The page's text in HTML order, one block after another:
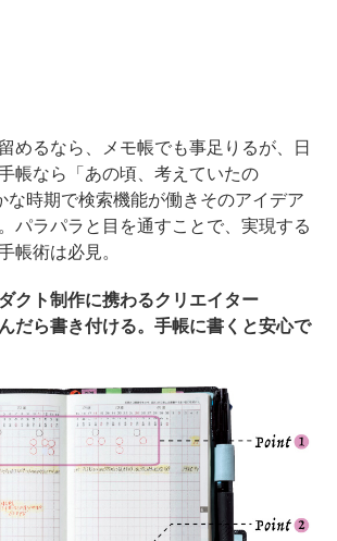
めるなら、メモ帳でも事足りるが、日
帳なら「あの頃、考えていたの
時期で検索機能が働きそのアイデア
パラパラと目を通すことで、実現する
帳術は必見。
クト制作に携わるクリエイター
だら書き付ける。手帳に書くと安心で